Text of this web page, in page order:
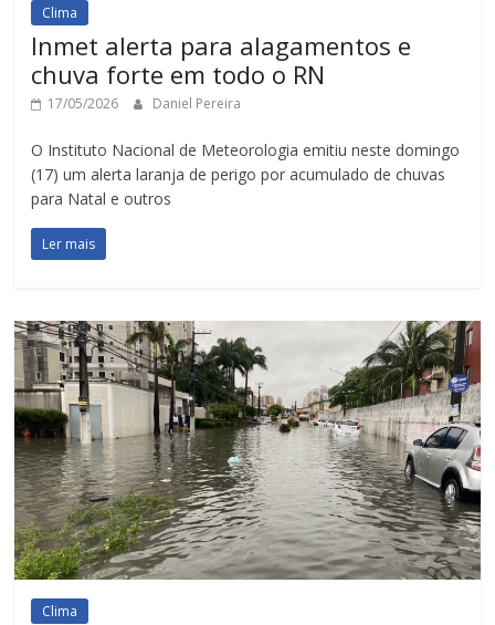
Clima
Inmet alerta para alagamentos e
chuva forte em todo o RN
17/05/2026 Daniel Pereira
O Instituto Nacional de Meteorologia emitiu neste domingo
(17) um alerta laranja de perigo por acumulado de chuvas
para Natal e outros
Ler mais
Clima